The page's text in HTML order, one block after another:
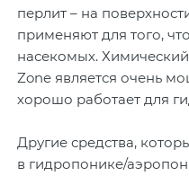
перлит – на
применяют для того,
насекомых.
Zone является очень
хорошо работает для
Другие средства,
в гидропонике/